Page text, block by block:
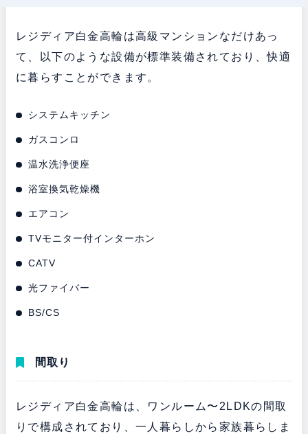
レジディア白金高輪は高級マンションなだけあっ
て、以下のような設備が標準装備されており、快適
に暮らすことができます。
システムキッチン
ガスコンロ
温水洗浄便座
浴室換気乾燥機
エアコン
TVモニター付インターホン
CATV
光ファイバー
BS/CS
間取り
レジディア白金高輪は、ワンルーム〜2LDKの間取
りで構成されており、一人暮らしから家族暮らしま